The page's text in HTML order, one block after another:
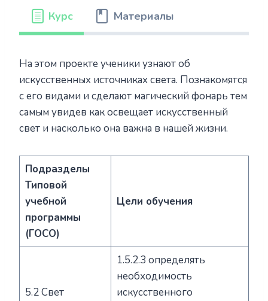
Курс Материалы
На этом проекте ученики узнают об
искусственных источниках света. Познакомятся
с его видами и сделают магический фонарь тем
самым увидев как освещает искусственный
свет и насколько она важна в нашей жизни.
Подразделы
Типовой
учебной
программы
(ГОСО)
Цели обучения
5.2 Свет
1.5.2.3 определять
необходимость
искусственного